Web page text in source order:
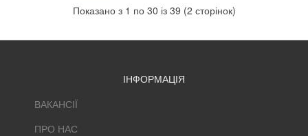
Показано з 1 по 30 із 39 (2 сторінок)
ІНФОРМАЦІЯ
ВАКАНСІЇ
ПРО НАС